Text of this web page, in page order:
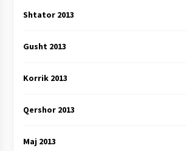
Shtator 2013
Gusht 2013
Korrik 2013
Qershor 2013
Maj 2013